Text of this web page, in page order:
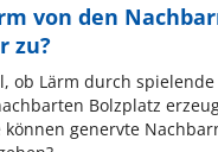
von den
zu?
ob Lärm durch
Bolzplatz
können genervte